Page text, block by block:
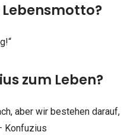
zum Leben?
aber wir bestehen darauf,
Konfuzius